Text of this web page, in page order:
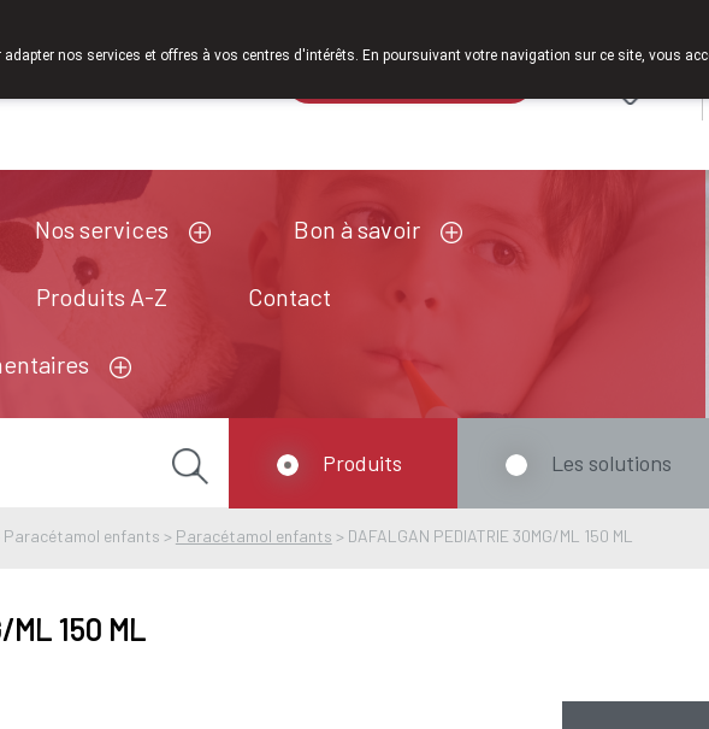
Nos services Bon à savoir
Produits A-Z Contact
Paracétamol enfants > Paracétamol enfants > DAFALGAN PEDIATRIE 30MG/ML 150 ML
Produits Les solutions
ML 150 ML
nos services et offres à vos centres d'intérêts. En poursuivant votre navigation sur ce site, vous